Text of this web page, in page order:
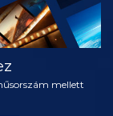
mellett